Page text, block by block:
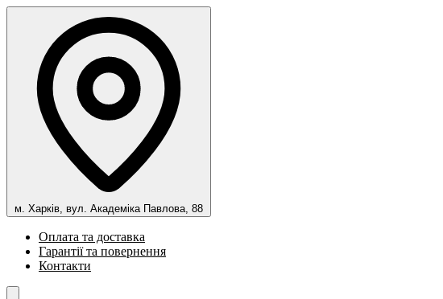
м. Харків, вул. Академіка Павлова, 88
Оплата та доставка
Гарантії та повернення
Контакти